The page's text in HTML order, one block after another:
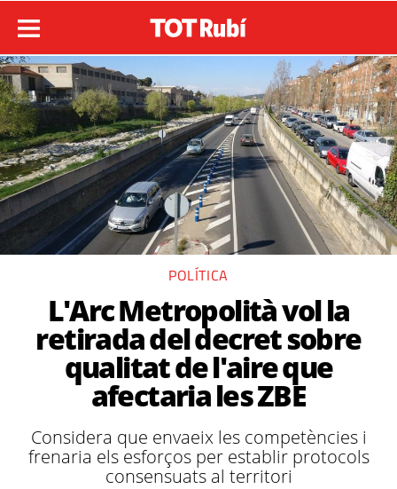
POLÍTICA
L'Arc Metropolità vol la
retirada del decret sobre
qualitat de l'aire que
afectaria les ZBE
Considera que envaeix les competències i
frenaria els esforços per establir protocols
consensuats al territori